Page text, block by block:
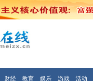
财经 教育 娱乐 游戏 活动